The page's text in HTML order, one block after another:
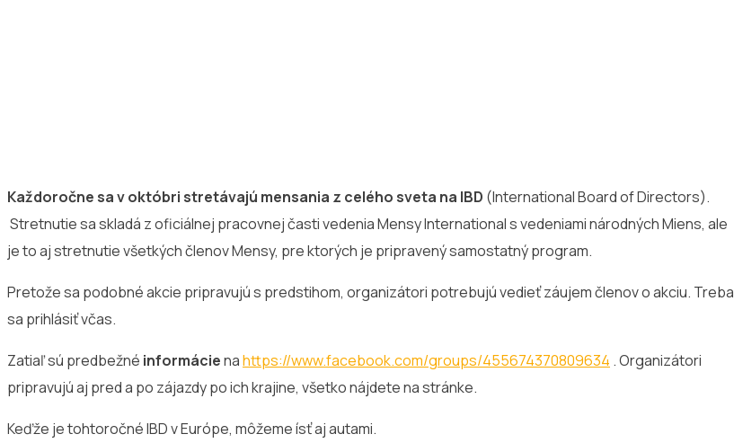
Každoročne sa v októbri stretávajú mensania z celého sveta na IBD (International Board of Directors).
Stretnutie sa skladá z oficiálnej pracovnej časti vedenia Mensy International s vedeniami národných Miens, ale
je to aj stretnutie všetkých členov Mensy, pre ktorých je pripravený samostatný program.
Pretože sa podobné akcie pripravujú s predstihom, organizátori potrebujú vedieť záujem členov o akciu. Treba
sa prihlásiť včas.
Zatiaľ sú predbežné informácienahttps://www.facebook.com/groups/455674370809634 . Organizátori
pripravujú aj pred a po zájazdy po ich krajine, všetko nájdete na stránke.
Keďže je tohtoročné IBD v Európe, môžeme ísť aj autami.